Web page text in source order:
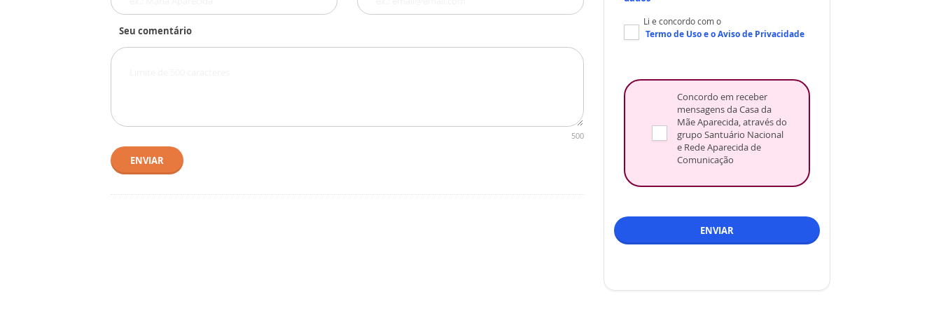
Seu comentário
500
ENVIAR
Li e concordo com o
Termo de Usoe oAviso de Privacidade
Concordo em receber
mensagens da Casa da
Mãe Aparecida, através do
grupo Santuário Nacional
e Rede Aparecida de
Comunicação
ENVIAR